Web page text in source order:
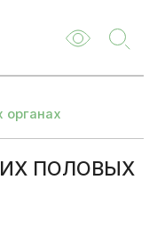
органах
ПОЛОВЫХ